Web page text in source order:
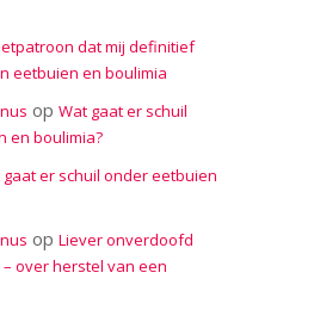
dat mij definitief
eetbuien en boulimia
op Wat gaat er schuil
en boulimia?
gaat er schuil onder eetbuien
op Liever onverdoofd
over herstel van een